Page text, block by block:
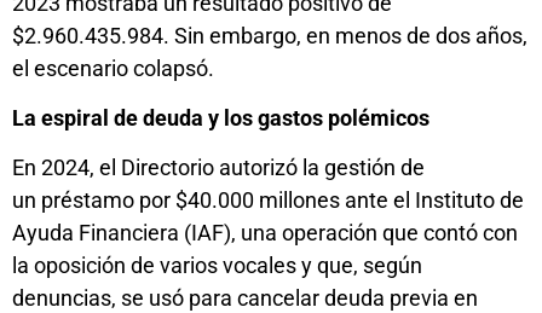
$2.960.435.984. Sin embargo, en menos de dos años,
el escenario colapsó.
La espiral de deuda y los gastos polémicos
En 2024, el Directorio autorizó la gestión de
un préstamo por $40.000 millones ante el Instituto de
Ayuda Financiera (IAF), una operación que contó con
la oposición de varios vocales y que, según
denuncias, se usó para cancelar deuda previa en